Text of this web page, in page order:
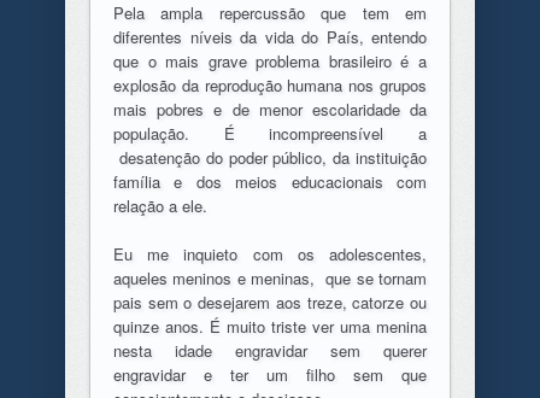
Pela ampla repercussão que tem em
diferentes níveis da vida do País, entendo
que o mais grave problema brasileiro é a
explosão da reprodução humana nos grupos
mais pobres e de menor escolaridade da
população. É incompreensível a
desatenção do poder público, da instituição
família e dos meios educacionais com
relação a ele.
Eu me inquieto com os adolescentes,
aqueles meninos e meninas, que se tornam
pais sem o desejarem aos treze, catorze ou
quinze anos. É muito triste ver uma menina
nesta idade engravidar sem querer
engravidar e ter um filho sem que